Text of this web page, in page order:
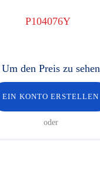
P104076Y
Um den Preis zu sehen
EIN KONTO ERSTELLEN
oder